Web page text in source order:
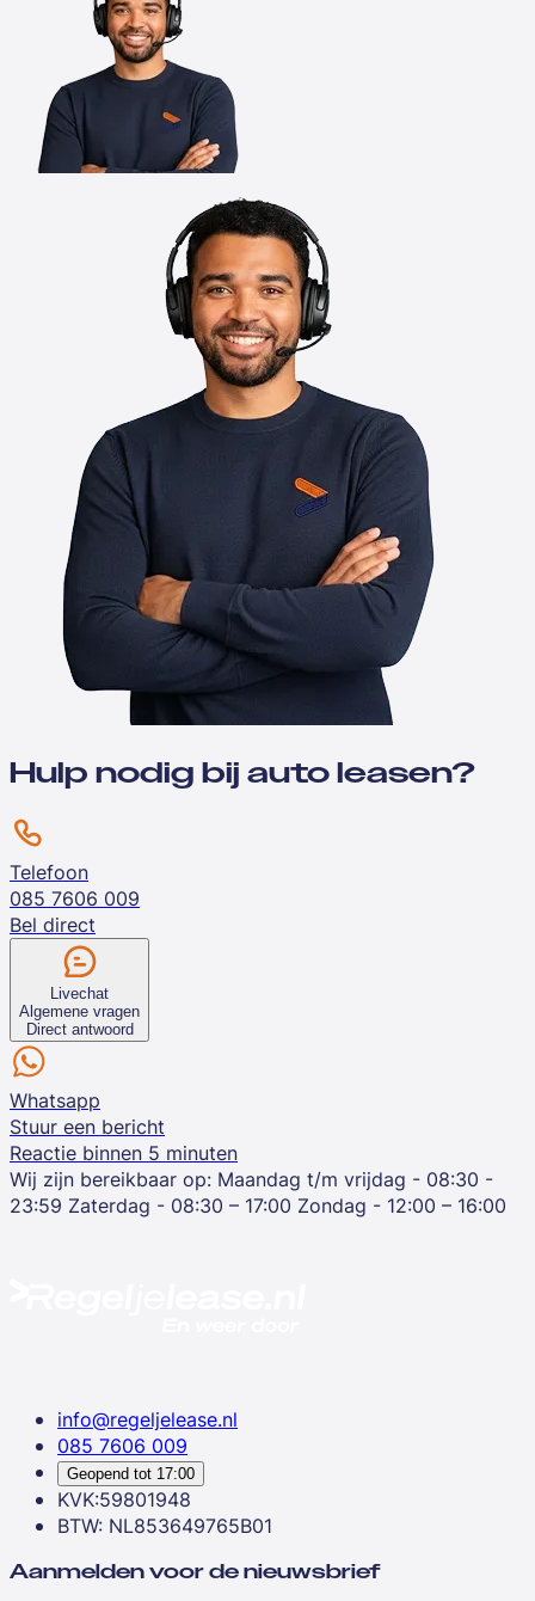
Hulp nodig bij auto leasen?
Telefoon
085 7606 009
Bel direct
Livechat
Algemene vragen
Direct antwoord
Whatsapp
Stuur een bericht
Reactie binnen 5 minuten
Wij zijn bereikbaar op: Maandag t/m vrijdag - 08:30 -
23:59 Zaterdag - 08:30 – 17:00 Zondag - 12:00 – 16:00
info@regeljelease.nl
085 7606 009
Geopend tot 17:00
KVK:59801948
BTW: NL853649765B01
Aanmelden voor de nieuwsbrief